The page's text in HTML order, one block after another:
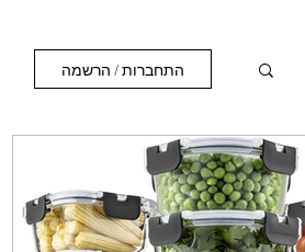
התחברות / הרשמה